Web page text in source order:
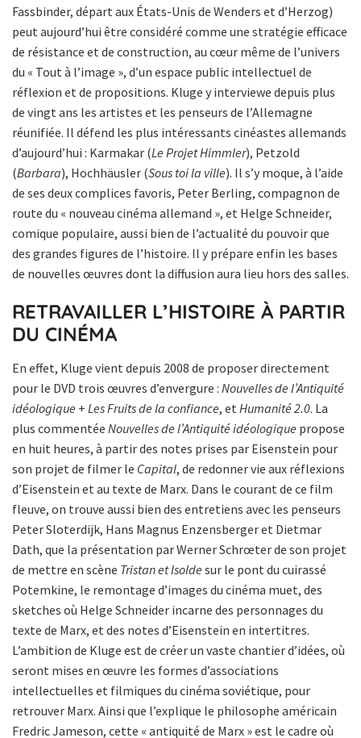
Fassbinder, départ aux États-Unis de Wenders et d’Herzog)
peut aujourd’hui être considéré comme une stratégie efficace
de résistance et de construction, au cœur même de l’univers
du « Tout à l’image », d’un espace public intellectuel de
réflexion et de propositions. Kluge y interviewe depuis plus
de vingt ans les artistes et les penseurs de l’Allemagne
réunifiée. Il défend les plus intéressants cinéastes allemands
d’aujourd’hui : Karmakar (Le Projet Himmler), Petzold
(Barbara), Hochhäusler (Sous toi la ville). Il s’y moque, à l’aide
de ses deux complices favoris, Peter Berling, compagnon de
route du « nouveau cinéma allemand », et Helge Schneider,
comique populaire, aussi bien de l’actualité du pouvoir que
des grandes figures de l’histoire. Il y prépare enfin les bases
de nouvelles œuvres dont la diffusion aura lieu hors des salles.
RETRAVAILLER L’HISTOIRE À PARTIR
DU CINÉMA
En effet, Kluge vient depuis 2008 de proposer directement
pour le DVD trois œuvres d’envergure : Nouvelles de l’Antiquité
idéologique + Les Fruits de la confiance, et Humanité 2.0. La
plus commentée Nouvelles de l’Antiquité idéologique propose
en huit heures, à partir des notes prises par Eisenstein pour
son projet de filmer le Capital, de redonner vie aux réflexions
d’Eisenstein et au texte de Marx. Dans le courant de ce film
fleuve, on trouve aussi bien des entretiens avec les penseurs
Peter Sloterdijk, Hans Magnus Enzensberger et Dietmar
Dath, que la présentation par Werner Schrœter de son projet
de mettre en scène Tristan et Isolde sur le pont du cuirassé
Potemkine, le remontage d’images du cinéma muet, des
sketches où Helge Schneider incarne des personnages du
texte de Marx, et des notes d’Eisenstein en intertitres.
L’ambition de Kluge est de créer un vaste chantier d’idées, où
seront mises en œuvre les formes d’associations
intellectuelles et filmiques du cinéma soviétique, pour
retrouver Marx. Ainsi que l’explique le philosophe américain
Fredric Jameson, cette « antiquité de Marx » est le cadre où